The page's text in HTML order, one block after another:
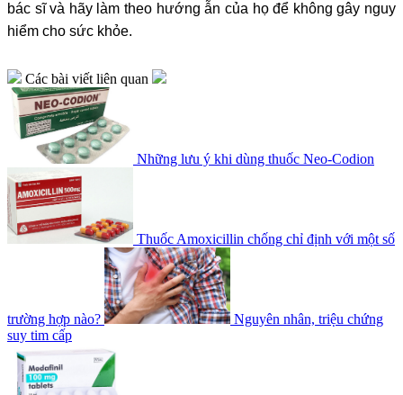
bác sĩ và hãy làm theo hướng ẫn của họ để không gây nguy
hiểm cho sức khỏe.
Các bài viết liên quan
Những lưu ý khi dùng thuốc Neo-Codion
Thuốc Amoxicillin chống chỉ định với một số
trường hợp nào?
Nguyên nhân, triệu chứng
suy tim cấp